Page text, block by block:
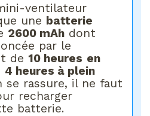
ventilateur
une batterie
2600 mAh dont
par le
de10 heures en
4 heures à plein
se rassure, il ne faut
recharger
batterie.